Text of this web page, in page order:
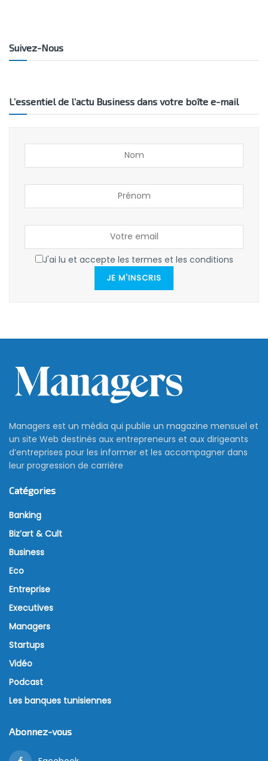
Suivez-Nous
L’essentiel de l’actu Business dans votre boîte e-mail
J'ai lu et accepte les termes et les conditions
JE M'INSCRIS
Managers est un média qui publie un magazine mensuel et
un site Web destinés aux entrepreneurs et aux dirigeants
d’entreprises pour les informer et les accompagner dans
leur progression de carrière
Catégories
Banking
Biz’art & Cult
Business
Eco
Entreprise
Executives
Managers
Startups
Vidéo
Podcast
Les banques tunisiennes
Abonnez-vous